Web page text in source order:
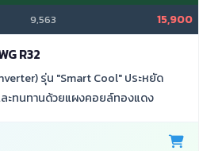
9,563 15,900
R32
รุ่น "Smart Cool" ประหยัด
ละทนทานด้วยแผงคอยล์ทองแดง